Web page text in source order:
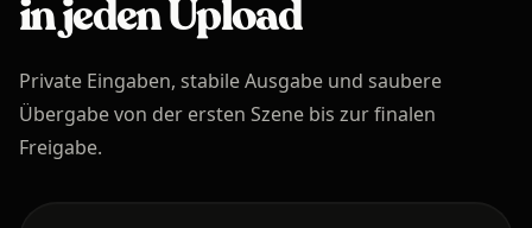
injeden Upload
Private Eingaben, stabile Ausgabe und saubere
Übergabe von der ersten Szene bis zur finalen
Freigabe.